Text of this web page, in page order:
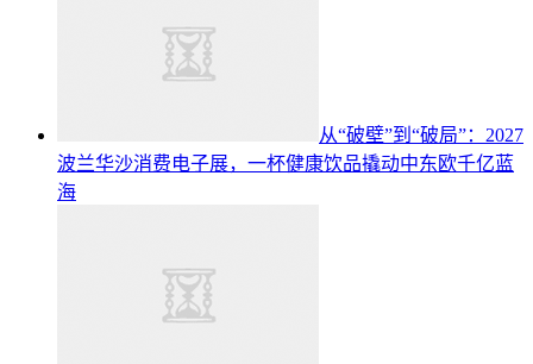
从“破壁”到“破局”：2027
波兰华沙消费电子展，一杯健康饮品撬动中东欧千亿蓝
海